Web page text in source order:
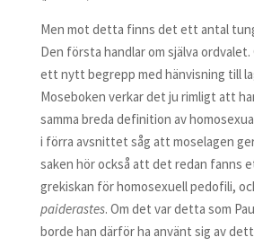
Men mot detta finns det ett antal
Den första handlar om själva ordvalet.
ett nytt begrepp med hänvisning till
Moseboken verkar det ju rimligt att
samma breda definition av
i förra avsnittet såg att moselagen
saken hör också att det redan fanns
grekiskan för homosexuell pedofili,
paiderastes. Om det var detta som
borde han därför ha använt sig av